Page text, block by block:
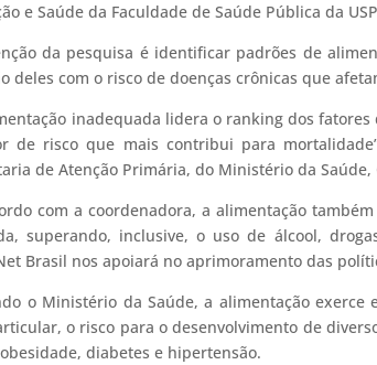
e Saúde da Faculdade de Saúde Pública da
da pesquisa é identificar padrões de
deles com o risco de doenças crônicas que
inadequada lidera o ranking dos
de risco que mais contribui para
de Atenção Primária, do Ministério da Saúde,
com a coordenadora, a alimentação
superando, inclusive, o uso de álcool,
Brasil nos apoiará no aprimoramento das
o Ministério da Saúde, a alimentação
o risco para o desenvolvimento de
diabetes e hipertensão.